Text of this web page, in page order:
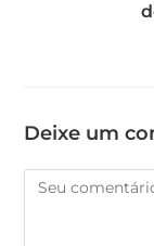
Deixe um